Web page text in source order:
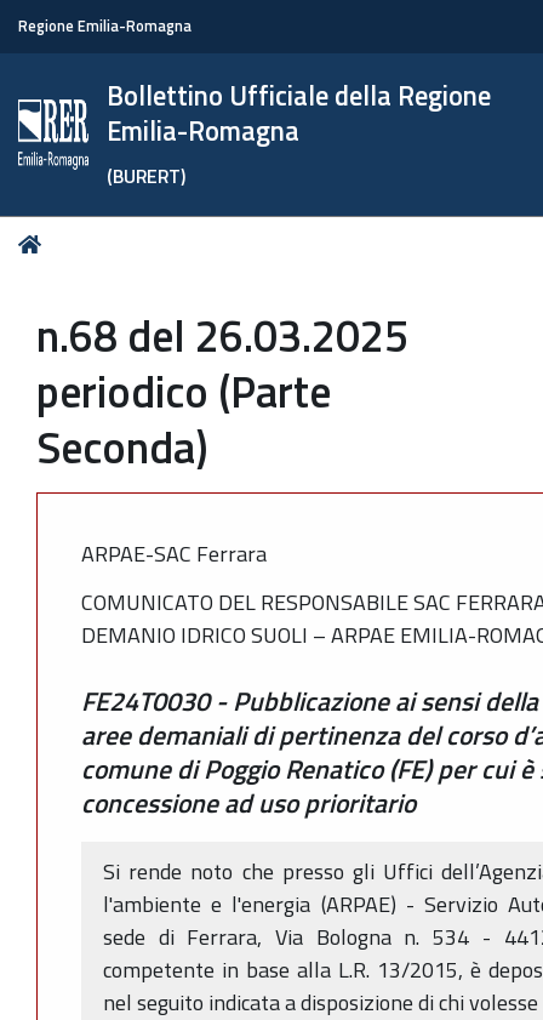
Regione Emilia-Romagna
Bollettino Ufficiale della Regione
Emilia-Romagna
(BURERT)
Tu
n.68 del 26.03.2025
periodico (Parte
Seconda)
ARPAE-SAC Ferrara
COMUNICATO DEL RESPONSABILE SAC
DEMANIO IDRICO SUOLI – ARPAE EMILIA-
FE24T0030 - Pubblicazione ai sensi
aree demaniali di pertinenza del corso
comune di Poggio Renatico (FE) per cui
concessione ad uso prioritario
Si rende noto che presso gli Uffici
l'ambiente e l'energia (ARPAE) - Servizio
sede di Ferrara, Via Bologna n. 534 -
competente in base alla L.R. 13/2015, è
nel seguito indicata a disposizione di chi